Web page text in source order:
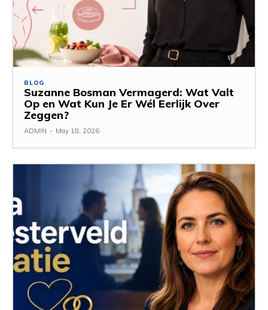
BLOG
Suzanne Bosman Vermagerd: Wat Valt
Op en Wat Kun Je Er Wél Eerlijk Over
Zeggen?
ADMIN - May 18, 2026